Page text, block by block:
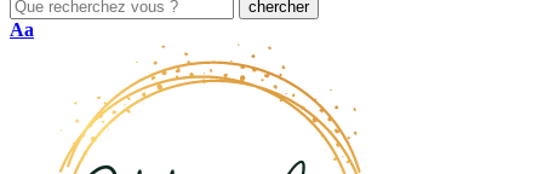
Aa